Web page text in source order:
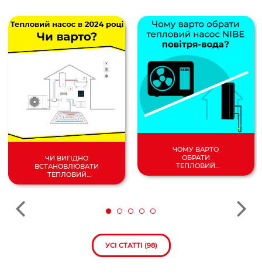
ЧИ ВИГІДНО
ВСТАНОВЛЮВАТИ
ТЕПЛОВИЙ
НАСОС У 2024
ЧОМУ ВАРТО
ОБРАТИ
ТЕПЛОВИЙ
НАСОС
УСІ СТАТТІ (98)